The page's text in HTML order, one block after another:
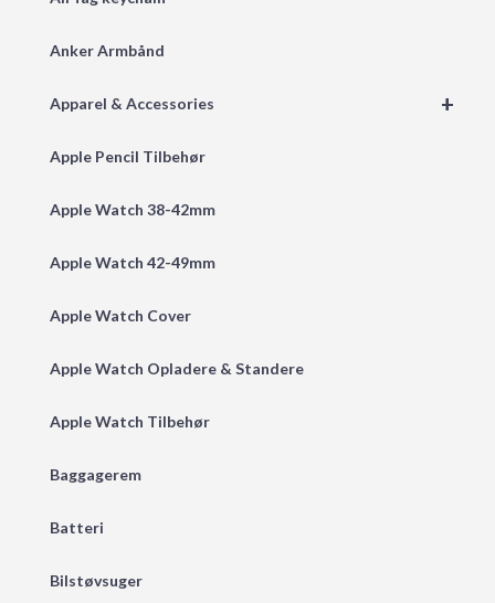
Anker Armbånd
+
Apparel & Accessories
Apple Pencil Tilbehør
Apple Watch 38-42mm
Apple Watch 42-49mm
Apple Watch Cover
Apple Watch Opladere & Standere
Apple Watch Tilbehør
Baggagerem
Batteri
Bilstøvsuger